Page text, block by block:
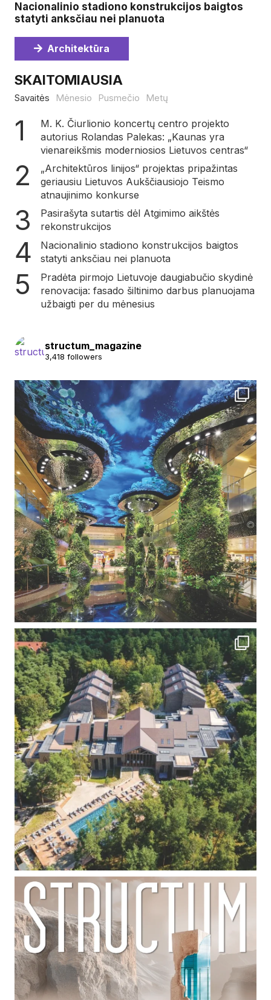
Nacionalinio stadiono konstrukcijos baigtos
statyti anksčiau nei planuota
Architektūra
SKAITOMIAUSIA
Savaitės Mėnesio Pusmečio Metų
M. K. Čiurlionio koncertų centro projekto
autorius Rolandas Palekas: „Kaunas yra
vienareikšmis moderniosios Lietuvos centras“
„Architektūros linijos“ projektas pripažintas
geriausiu Lietuvos Aukščiausiojo Teismo
atnaujinimo konkurse
Pasirašyta sutartis dėl Atgimimo aikštės
rekonstrukcijos
Nacionalinio stadiono konstrukcijos baigtos
statyti anksčiau nei planuota
Pradėta pirmojo Lietuvoje daugiabučio skydinė
renovacija: fasado šiltinimo darbus planuojama
užbaigti per du mėnesius
structum_magazine
3,418 followers